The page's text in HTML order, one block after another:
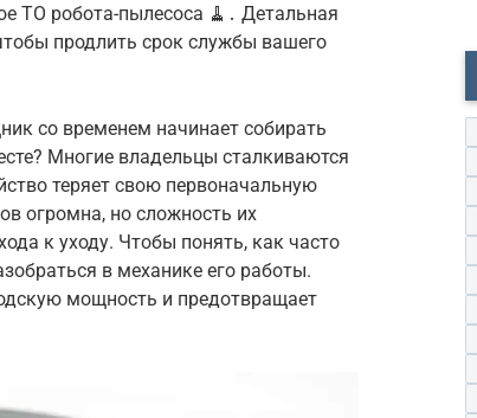
ТО робота-пылесоса 🧹․ Детальная
продлить срок службы вашего
со временем начинает собирать
Многие владельцы сталкиваются
теряет свою первоначальную
огромна, но сложность их
к уходу. Чтобы понять, как часто
в механике его работы.
мощность и предотвращает